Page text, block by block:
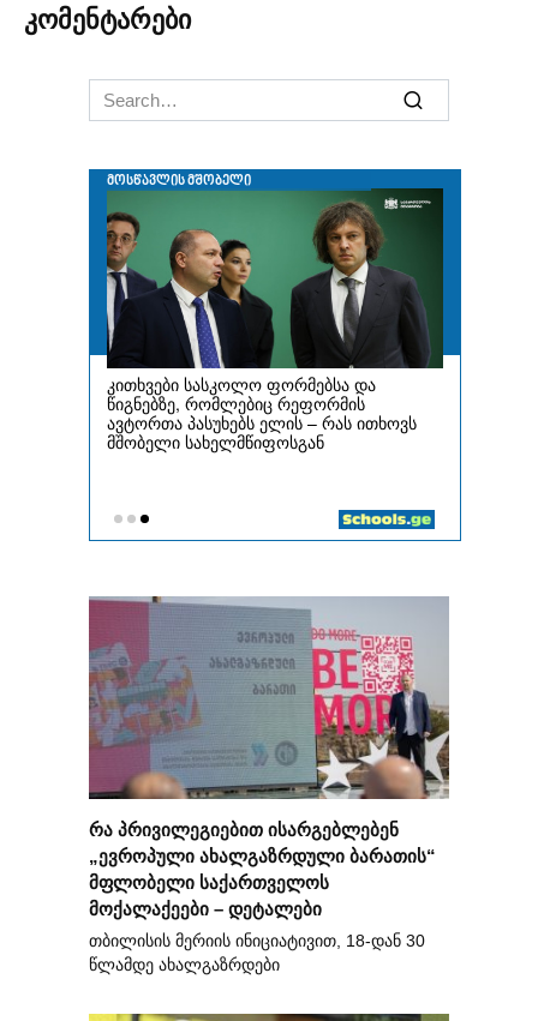
კომენტარები
Search
for:
რა პრივილეგიებით ისარგებლებენ
„ევროპული ახალგაზრდული ბარათის“
მფლობელი საქართველოს
მოქალაქეები – დეტალები
თბილისის მერიის ინიციატივით, 18-დან 30
წლამდე ახალგაზრდები